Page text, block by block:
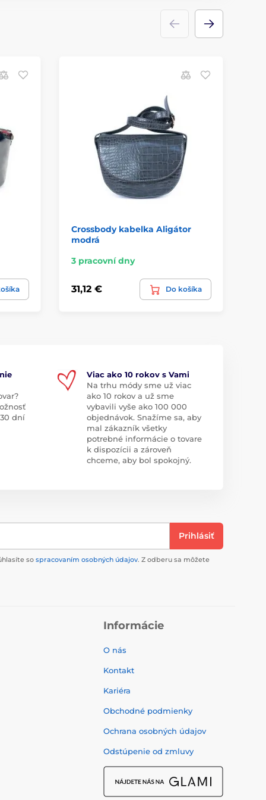
Crossbody kabelka Aligátor
modrá
3 pracovní dny
31,12 € Do košíka
dní
Viac ako 10 rokov s Vami
Na trhu módy sme už viac
ako 10 rokov a už sme
vybavili vyše ako 100 000
objednávok. Snažíme sa, aby
mal zákazník všetky
potrebné informácie o tovare
k dispozícii a zároveň
chceme, aby bol spokojný.
Prihlásiť
so spracovaním osobných údajov. Z odberu sa môžete
Informácie
O nás
Kontakt
Kariéra
Obchodné podmienky
Ochrana osobných údajov
Odstúpenie od zmluvy